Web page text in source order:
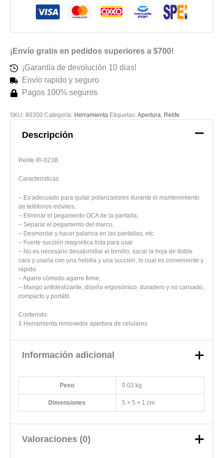
¡Envío gratis en pedidos superiores a $700!
¡Garantía de devolución 10 dias!
Envío rapido y seguro
Pagos 100% seguros
SKU: 80300 Categoría: Herramienta Etiquetas:Apertura, Relife
Descripción
Relife Rl-023B
Caracteristicas
– Es adecuado para quitar polarizadores durante el mantenimiento
de teléfonos móviles,
– Eliminar el pegamento OCA de la pantalla,
– Separar el pegamento del marco,
– Desmontar y hacer palanca en las pantallas, etc.
– Fuerte succión magnética lista para usar
– No es necesario desatornillar el tornillo, sacar la hoja de doble
cara y usarla con una hebilla y una succión, lo cual es conveniente y
rápido.
– Agarre cómodo agarre firme,
– Mango antideslizante, diseño ergonómico, duradero y no cansado,
compacto y portátil.
Contenido:
1 Herramienta removedor apertura de celulares
Información adicional
Peso 0.02 kg
Dimensiones 5 × 5 × 1 cm
Valoraciones (0)